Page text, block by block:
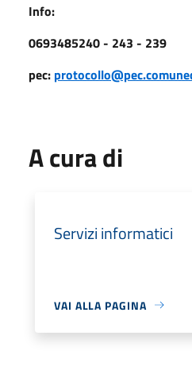
Info:
0693485240 - 243 - 239
pec:
A cura di
Servizi informatici
VAI ALLA PAGINA